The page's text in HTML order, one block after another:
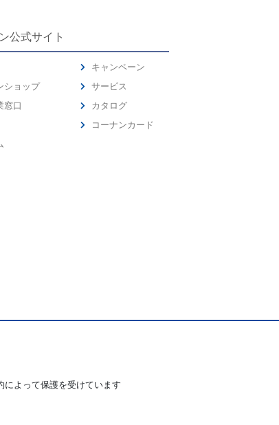
公式サイト
ショップ
窓口
キャンペーン
サービス
カタログ
コーナンカード
によって保護を受けています